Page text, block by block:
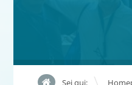
Sei qui: